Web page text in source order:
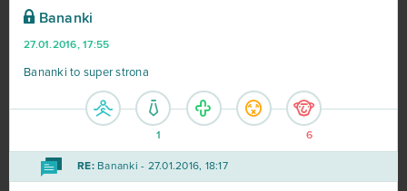
Bananki
27.01.2016, 17:55
Bananki to super strona
1 6
RE:Bananki - 27.01.2016, 18:17